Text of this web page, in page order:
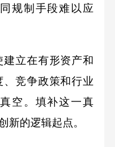
规制手段难以应
立在有形资产和
竞争政策和行业
空。填补这一真
新的逻辑起点。